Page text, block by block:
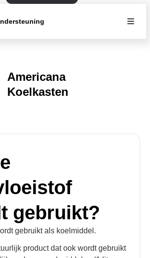
Americana
Koelkasten
gebruikt?
gebruikt als koelmiddel.
product dat ook wordt gebruikt